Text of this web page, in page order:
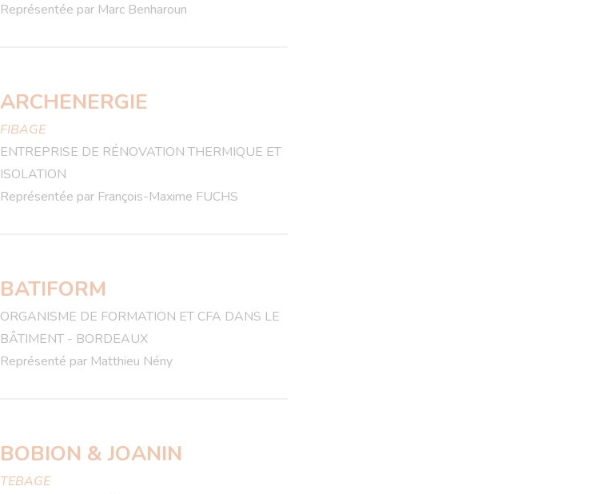
Représentée par Marc Benharoun
ARCHENERGIE
FIBAGE
ENTREPRISE DE RÉNOVATION THERMIQUE ET
ISOLATION
Représentée par François-Maxime FUCHS
BATIFORM
ORGANISME DE FORMATION ET CFA DANS LE
BÂTIMENT - BORDEAUX
Représenté par Matthieu Nény
BOBION & JOANIN
TEBAGE